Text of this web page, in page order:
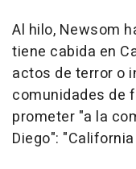
Al hilo, Newsom
tiene cabida en
actos de terror o
comunidades de
prometer "a la
Diego":